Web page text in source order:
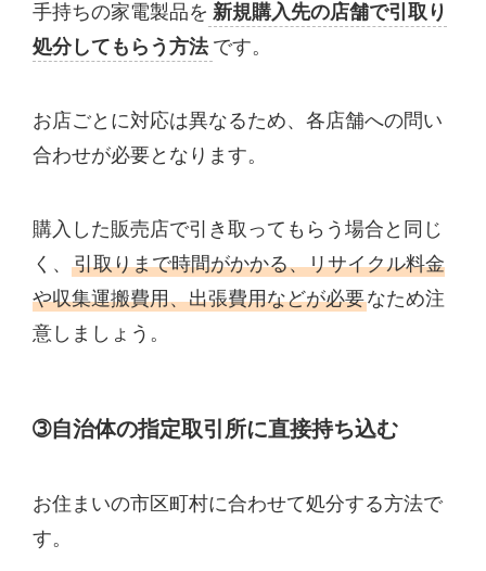
手持ちの家電製品を 新規購入先の店舗で引取り
処分してもらう方法 です。
お店ごとに対応は異なるため、各店舗への問い
合わせが必要となります。
購入した販売店で引き取ってもらう場合と同じ
く、 引取りまで時間がかかる、リサイクル料金
や収集運搬費用、出張費用などが必要なため注
意しましょう。
➂自治体の指定取引所に直接持ち込む
お住まいの市区町村に合わせて処分する方法で
す。